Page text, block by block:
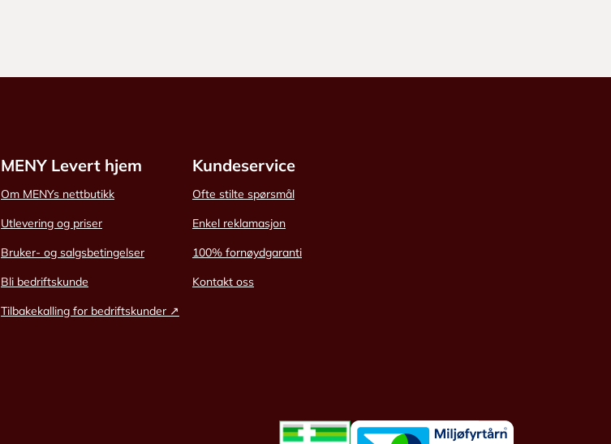
MENY Levert hjem
Om MENYs nettbutikk
Utlevering og priser
Bruker- og salgsbetingelser
Bli bedriftskunde
Tilbakekalling for bedriftskunder ↗
Kundeservice
Ofte stilte spørsmål
Enkel reklamasjon
100% fornøydgaranti
Kontakt oss